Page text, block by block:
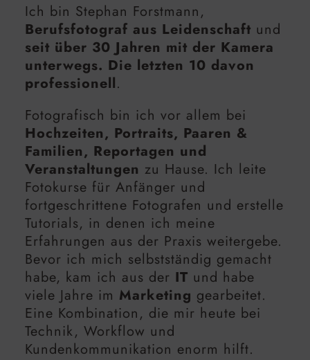
Ich bin Stephan Forstmann,
Berufsfotograf aus Leidenschaft und
seit über 30 Jahren mit der Kamera
unterwegs. Die letzten 10 davon
professionell.
Fotografisch bin ich vor allem bei
Hochzeiten, Portraits, Paaren &
Familien, Reportagen und
Veranstaltungen zu Hause. Ich leite
Fotokurse für Anfänger und
fortgeschrittene Fotografen und erstelle
Tutorials, in denen ich meine
Erfahrungen aus der Praxis weitergebe.
Bevor ich mich selbstständig gemacht
habe, kam ich aus der IT und habe
viele Jahre im Marketing gearbeitet.
Eine Kombination, die mir heute bei
Technik, Workflow und
Kundenkommunikation enorm hilft.